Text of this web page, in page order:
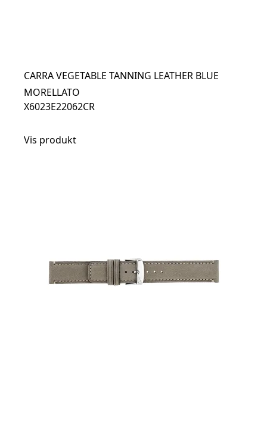
CARRA VEGETABLE TANNING LEATHER BLUE
MORELLATO
X6023E22062CR
Vis produkt